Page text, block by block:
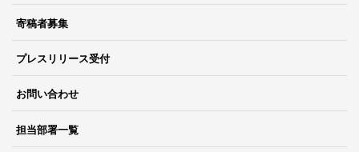
寄稿者募集
プレスリリース受付
お問い合わせ
担当部署一覧